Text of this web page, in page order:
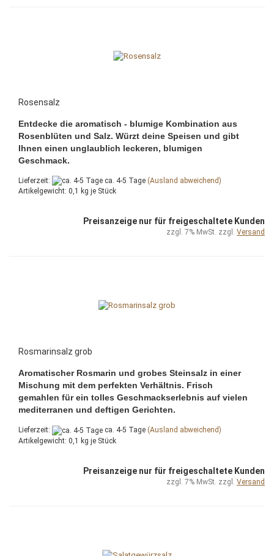
Rosensalz
Entdecke die aromatisch - blumige Kombination aus
Rosenblüten und Salz. Würzt deine Speisen und gibt
Ihnen einen unglaublich leckeren, blumigen
Geschmack.
Lieferzeit: ca. 4-5 Tage (Ausland abweichend)
Artikelgewicht: 0,1 kg je Stück
Preisanzeige nur für freigeschaltete Kunden
zzgl. 7% MwSt. zzgl. Versand
Rosmarinsalz grob
Aromatischer Rosmarin und grobes Steinsalz in einer
Mischung mit dem perfekten Verhältnis. Frisch
gemahlen für ein tolles Geschmackserlebnis auf vielen
mediterranen und deftigen Gerichten.
Lieferzeit: ca. 4-5 Tage (Ausland abweichend)
Artikelgewicht: 0,1 kg je Stück
Preisanzeige nur für freigeschaltete Kunden
zzgl. 7% MwSt. zzgl. Versand